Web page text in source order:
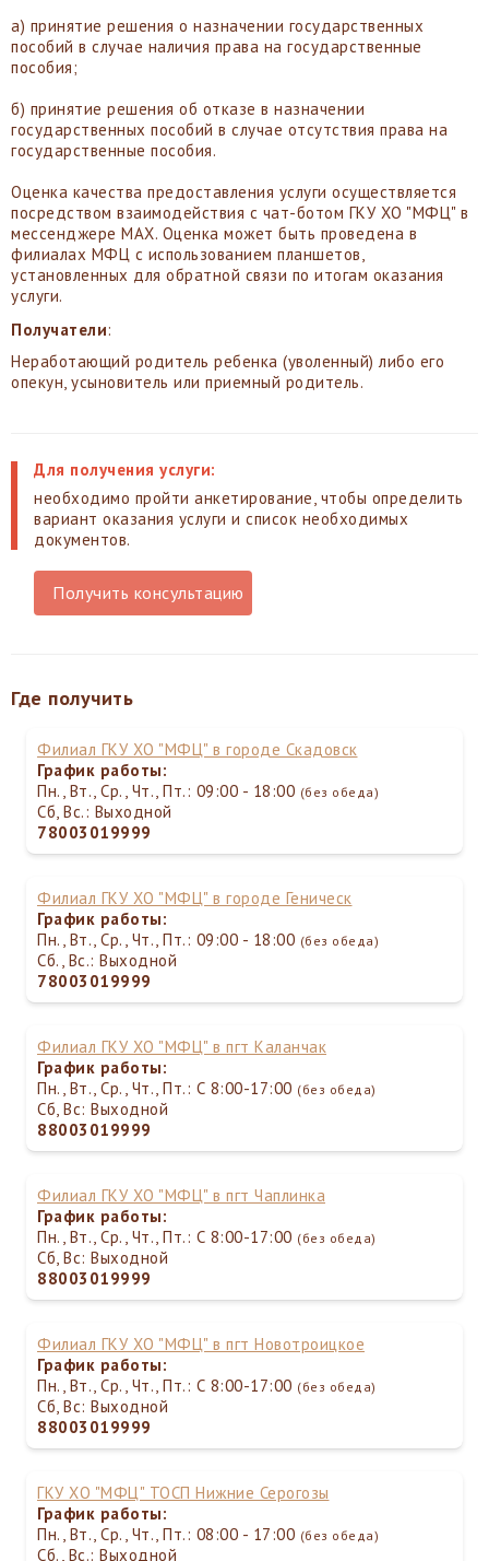
а) принятие решения о назначении государственных
пособий в случае наличия права на государственные
пособия;
б) принятие решения об отказе в назначении
государственных пособий в случае отсутствия права на
государственные пособия.
Оценка качества предоставления услуги осуществляется
посредством взаимодействия с чат-ботом ГКУ ХО "МФЦ" в
мессенджере MAX. Оценка может быть проведена в
филиалах МФЦ с использованием планшетов,
установленных для обратной связи по итогам оказания
услуги.
Получатели:
Неработающий родитель ребенка (уволенный) либо его
опекун, усыновитель или приемный родитель.
Для получения услуги:
необходимо пройти анкетирование, чтобы определить
вариант оказания услуги и список необходимых
документов.
Получить консультацию
Где получить
Филиал ГКУ ХО "МФЦ" в городе Скадовск
График работы:
Пн., Вт., Ср., Чт., Пт.: 09:00 - 18:00 (без обеда)
Сб, Вс.: Выходной
78003019999
Филиал ГКУ ХО "МФЦ" в городе Геническ
График работы:
Пн., Вт., Ср., Чт., Пт.: 09:00 - 18:00 (без обеда)
Сб., Вс.: Выходной
78003019999
Филиал ГКУ ХО "МФЦ" в пгт Каланчак
График работы:
Пн., Вт., Ср., Чт., Пт.: С 8:00-17:00 (без обеда)
Сб, Вс: Выходной
88003019999
Филиал ГКУ ХО "МФЦ" в пгт Чаплинка
График работы:
Пн., Вт., Ср., Чт., Пт.: С 8:00-17:00 (без обеда)
Сб, Вс: Выходной
88003019999
Филиал ГКУ ХО "МФЦ" в пгт Новотроицкое
График работы:
Пн., Вт., Ср., Чт., Пт.: С 8:00-17:00 (без обеда)
Сб, Вс: Выходной
88003019999
ГКУ ХО "МФЦ" ТОСП Нижние Серогозы
График работы:
Пн., Вт., Ср., Чт., Пт.: 08:00 - 17:00 (без обеда)
Сб., Вс.: Выходной